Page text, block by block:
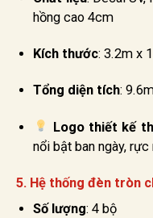
hồng cao 4cm
Kích thước: 3.2m x
Tổng diện tích:
Logo thiết kế
nổi bật ban ngày, rực
5. Hệ thống đèn tròn
Số lượng: 4 bộ